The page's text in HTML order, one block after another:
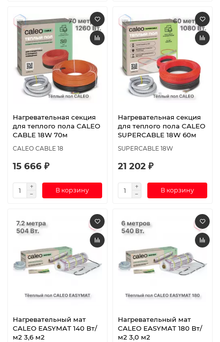
Нагревательная секция
для теплого пола CALEO
CABLE 18W 70м
CALEO CABLE 18
15 666 ₽
В корзину
Нагревательная секция
для теплого пола CALEO
SUPERCABLE 18W 60м
SUPERCABLE 18W
21 202 ₽
В корзину
Нагревательный мат
CALEO EASYMAT 140 Вт/
м2 3,6 м2
Нагревательный мат
CALEO EASYMAT 180 Вт/
м2 3,0 м2